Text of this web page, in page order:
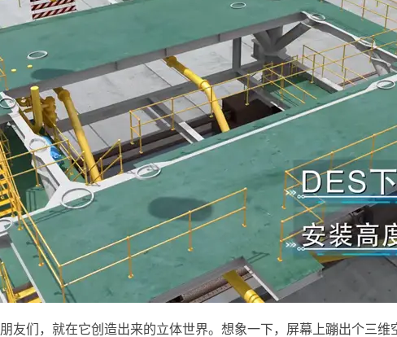
友们，就在它创造出来的立体世界。想象一下，屏幕上蹦出个三